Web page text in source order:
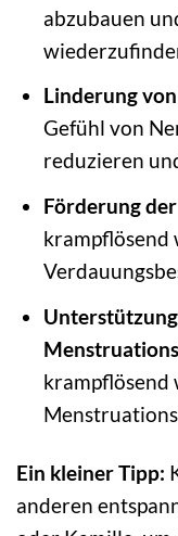
abzubauen
Linderung
Gefühl von
reduzieren
Förderung
krampflösend
krampflösend
Ein kleiner Tipp:
anderen